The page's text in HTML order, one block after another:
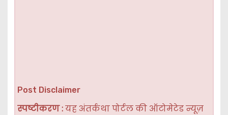
Post Disclaimer
स्पष्टीकरण :यह अंतर्कथा पोर्टल की ऑटोमेटेड न्यूज़